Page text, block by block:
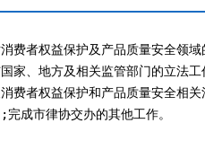
费者权益保护及产品质量安全领
家、地方及相关监管部门的立法
消费者权益保护和产品质量安全相
完成市律协交办的其他工作。